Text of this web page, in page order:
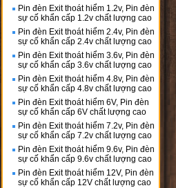
Pin đèn Exit thoát hiểm 1.2v, Pin đèn
sự cố khẩn cấp 1.2v chất lượng cao
Pin đèn Exit thoát hiểm 2.4v, Pin đèn
sự cố khẩn cấp 2.4v chất lượng cao
Pin đèn Exit thoát hiểm 3.6v, Pin đèn
sự cố khẩn cấp 3.6v chất lượng cao
Pin đèn Exit thoát hiểm 4.8v, Pin đèn
sự cố khẩn cấp 4.8v chất lượng cao
Pin đèn Exit thoát hiểm 6V, Pin đèn
sự cố khẩn cấp 6V chất lượng cao
Pin đèn Exit thoát hiểm 7.2v, Pin đèn
sự cố khẩn cấp 7.2v chất lượng cao
Pin đèn Exit thoát hiểm 9.6v, Pin đèn
sự cố khẩn cấp 9.6v chất lượng cao
Pin đèn Exit thoát hiểm 12V, Pin đèn
sự cố khẩn cấp 12V chất lượng cao